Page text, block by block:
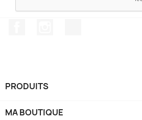
PRODUITS
MA BOUTIQUE